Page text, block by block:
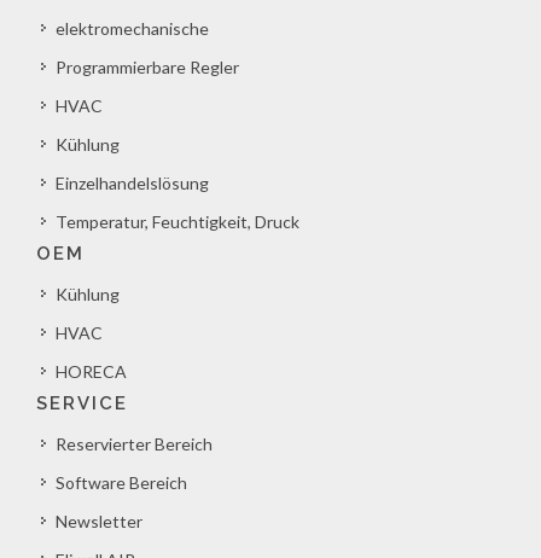
elektromechanische
Programmierbare Regler
HVAC
Kühlung
Einzelhandelslösung
Temperatur, Feuchtigkeit, Druck
OEM
Kühlung
HVAC
HORECA
SERVICE
Reservierter Bereich
Software Bereich
Newsletter